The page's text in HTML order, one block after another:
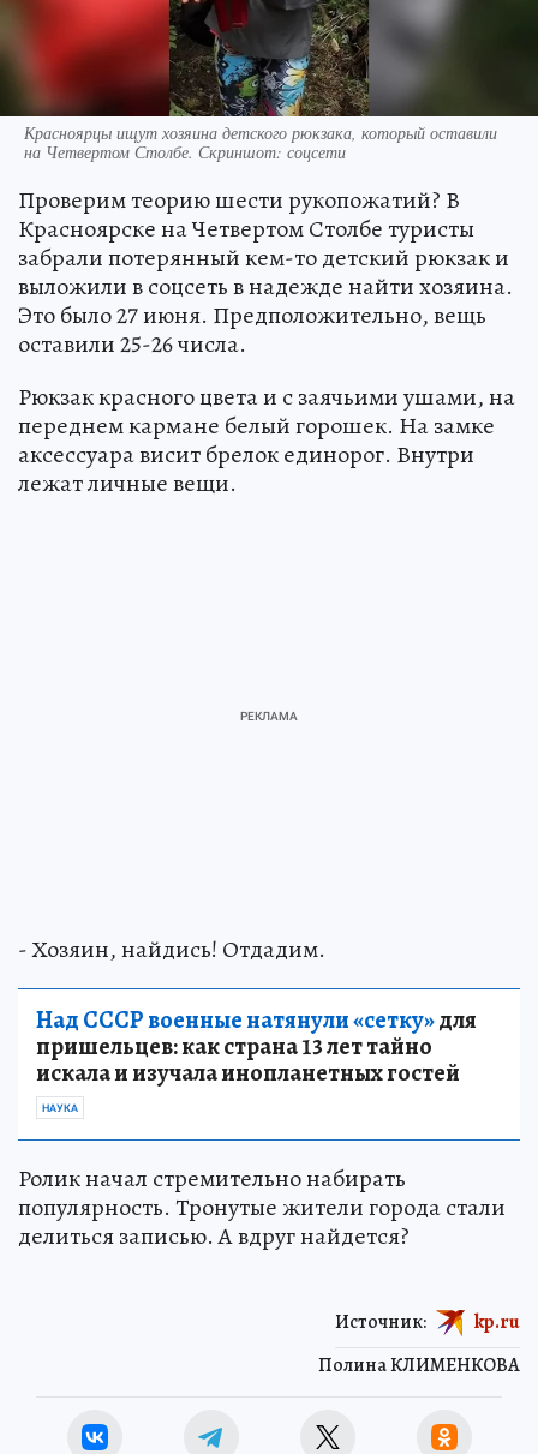
Красноярцы ищут хозяина детского рюкзака, который оставили
на Четвертом Столбе. Скриншот: соцсети
Проверим теорию шести рукопожатий? В
Красноярске на Четвертом Столбе туристы
забрали потерянный кем-то детский рюкзак и
выложили в соцсеть в надежде найти хозяина.
Это было 27 июня. Предположительно, вещь
оставили 25-26 числа.
Рюкзак красного цвета и с заячьими ушами, на
переднем кармане белый горошек. На замке
аксессуара висит брелок единорог. Внутри
лежат личные вещи.
- Хозяин, найдись! Отдадим.
Над СССР военные натянули «сетку»для
пришельцев: как страна 13 лет тайно
искала и изучала инопланетных гостей
НАУКА
Ролик начал стремительно набирать
популярность. Тронутые жители города стали
делиться записью. А вдруг найдется?
Полина КЛИМЕНКОВА
Источник: kp.ru